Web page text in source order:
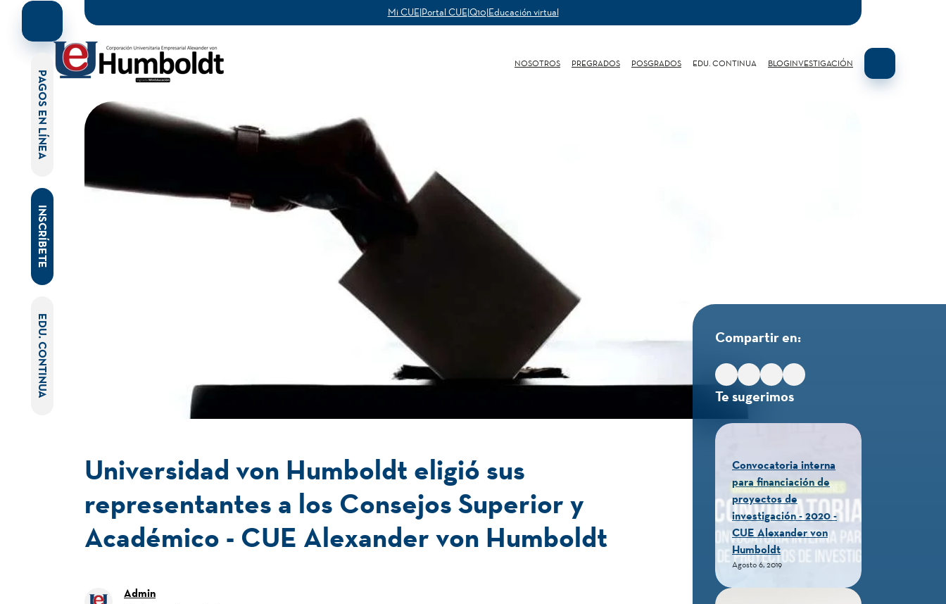
Mi CUE|Portal CUE|Q10|Educación virtual
NOSOTROS PREGRADOS POSGRADOS EDU. CONTINUA BLOGINVESTIGACIÓN
Universidad von Humboldt eligió sus
representantes a los Consejos Superior y
Académico - CUE Alexander von Humboldt
Admin
Compartir en:
Te sugerimos
Convocatoria interna
para financiación de
proyectos de
investigación - 2020 -
CUE Alexander von
Humboldt
Agosto 6, 2019
PAGOS EN LÍNEA
INSCRÍBETE
EDU. CONTINUA